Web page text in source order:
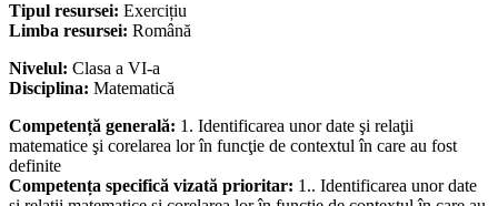
Tipul resursei: Exercițiu
Limba resursei: Română
Nivelul: Clasa a VI-a
Disciplina: Matematică
Competență generală: 1. Identificarea unor date şi relaţii
matematice şi corelarea lor în funcţie de contextul în care au fost
definite
Competența specifică vizată prioritar: 1.. Identificarea unor date